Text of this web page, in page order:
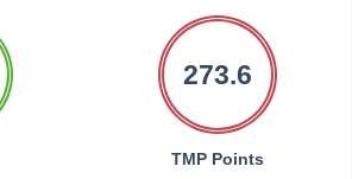
273.6
TMP Points